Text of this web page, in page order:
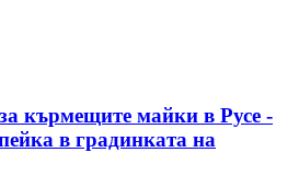
кърмещите майки в Русе -
в градинката на